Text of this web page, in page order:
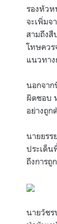
รองหัวห
จะเพิ่มจ
สามถึงสื
โทษควร
แนวทาง
นอกจาก
ผิดชอบ
อย่างถูก
นายยรร
ประเด็น
ถึงการถู
นายวัชร